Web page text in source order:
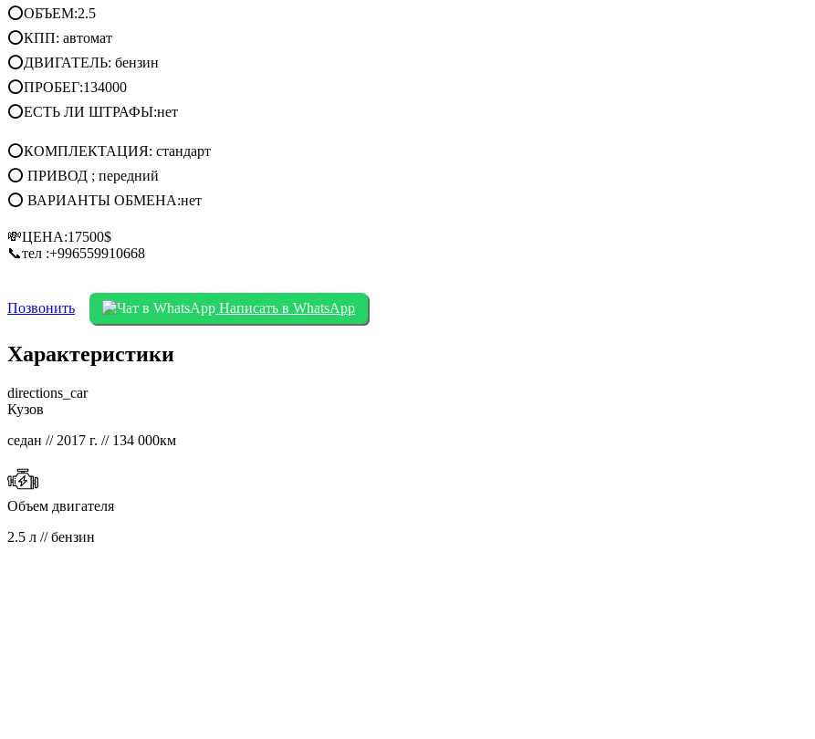
⭕ОБЪЕМ:2.5
⭕КПП: автомат
⭕ДВИГАТЕЛЬ: бензин
⭕ПРОБЕГ:134000
⭕ЕСТЬ ЛИ ШТРАФЫ:нет
⭕КОМПЛЕКТАЦИЯ: стандарт
⭕ ПРИВОД ; передний
⭕ ВАРИАНТЫ ОБМЕНА:нет
💸ЦЕНА:17500$
📞тел :+996559910668
Позвонить Написать в WhatsApp
Характеристики
directions_car
Кузов
седан // 2017 г. // 134 000км
Объем двигателя
2.5 л // бензин